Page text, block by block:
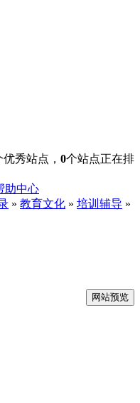
优秀站点， 0个站点正在排
助中心
» 教育文化 » 培训辅导 »
网站预览